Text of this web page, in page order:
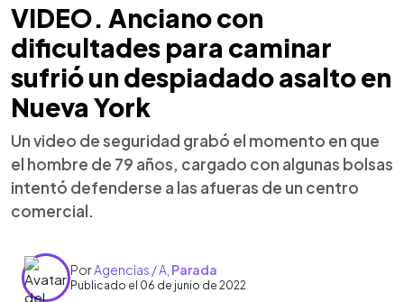
VIDEO. Anciano con
dificultades para caminar
sufrió un despiadado asalto en
Nueva York
Un video de seguridad grabó el momento en que
el hombre de 79 años, cargado con algunas bolsas
intentó defenderse a las afueras de un centro
comercial.
PorAgencias / A Parada
Publicado el 06 de junio de 2022